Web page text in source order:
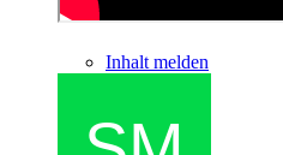
Inhalt melden